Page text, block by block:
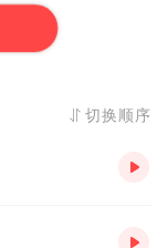
切换顺序